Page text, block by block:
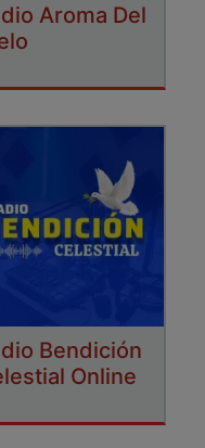
Aroma Del
Bendición
Online